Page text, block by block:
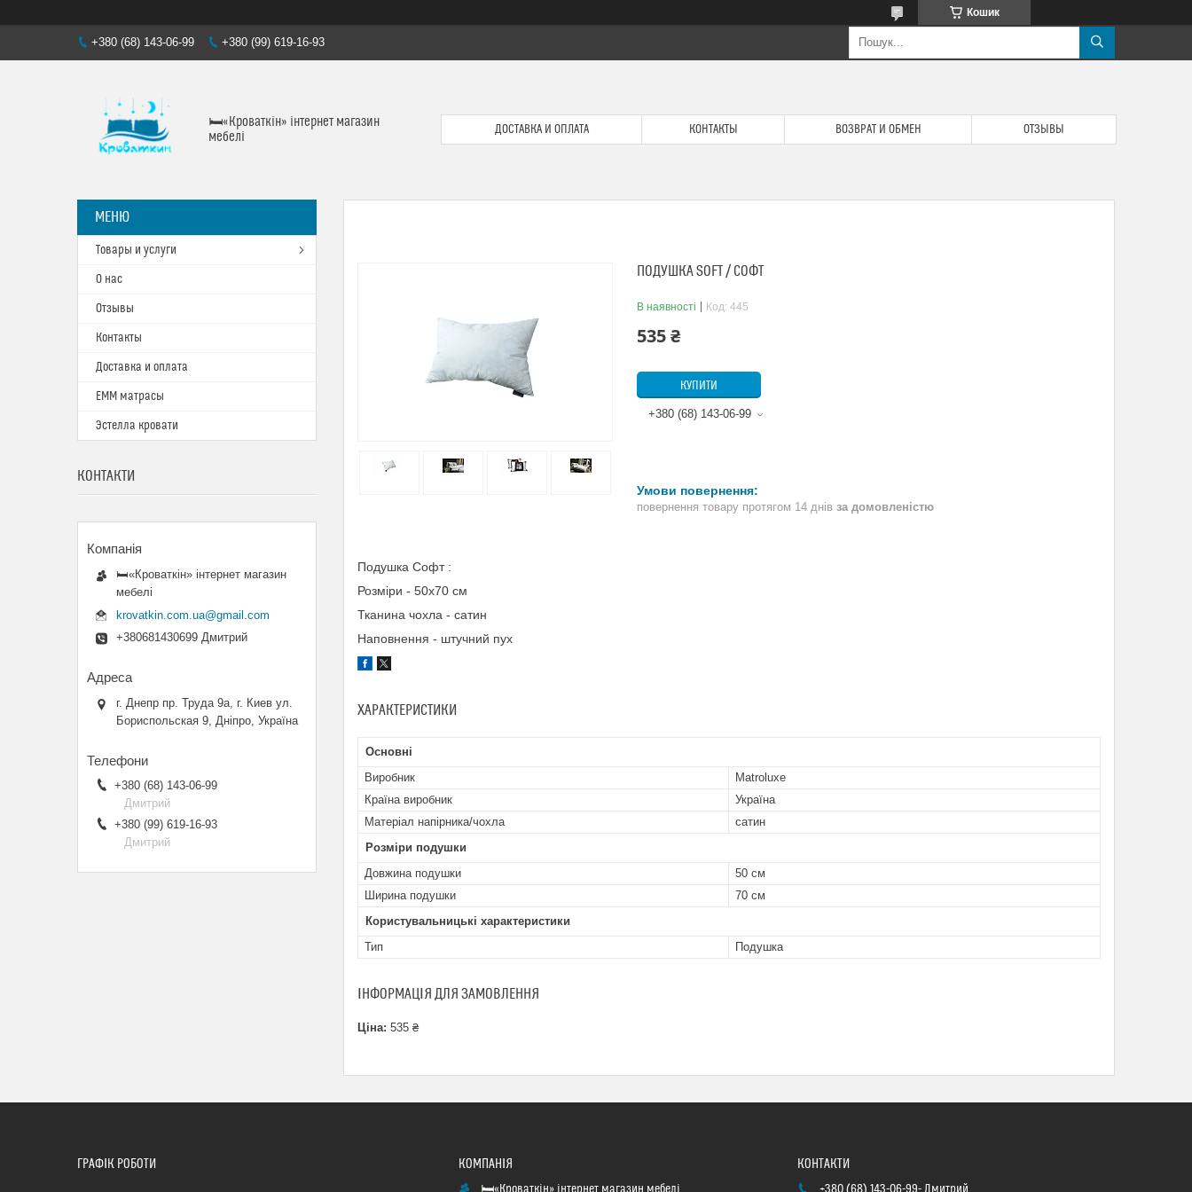
Кошик
+380 (68) 143-06-99 +380 (99) 619-16-93
🛏«Кроваткiн» iнтернет магазин
мебелi
ДОСТАВКА И ОПЛАТА КОНТАКТЫ ВОЗВРАТ И ОБМЕН ОТЗЫВЫ
ПОДУШКА SOFT / СОФТ
В наявності Код: 445
535 ₴
КУПИТИ
+380 (68) 143-06-99
повернення товару протягом 14 днів за домовленістю
Подушка Софт :
Розміри - 50х70 см
Тканина чохла - сатин
Наповнення - штучний пух
ХАРАКТЕРИСТИКИ
Основні
Виробник
Matroluxe
Країна виробник
Україна
Матеріал напірника/чохла
сатин
Розміри подушки
Довжина подушки
50 см
Ширина подушки
70 см
Користувальницькі характеристики
Тип
Подушка
ІНФОРМАЦІЯ ДЛЯ ЗАМОВЛЕННЯ
Ціна: 535 ₴
Товары и услуги
О нас
Отзывы
Контакты
Доставка и оплата
ЕММ матрасы
Эстелла кровати
КОНТАКТИ
🛏«Кроваткiн» iнтернет магазин
мебелi
krovatkin.com.ua@gmail.com
+380681430699 Дмитрий
г. Днепр пр. Труда 9а, г. Киев ул.
Бориспольская 9, Дніпро, Україна
+380 (68) 143-06-99
Дмитрий
+380 (99) 619-16-93
Дмитрий
ГРАФІК РОБОТИ